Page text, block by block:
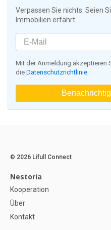
Verpassen Sie nichts: Seien
Immobilien erfährt
Mit der Anmeldung akzeptieren
die Datenschutzrichtlinie
© 2026 Lifull Connect
Nestoria
Kooperation
Über
Kontakt